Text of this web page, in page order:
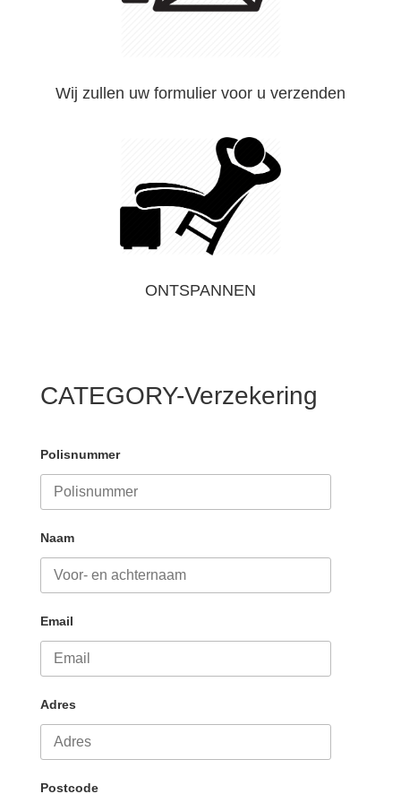
Wij zullen uw formulier voor u verzenden
ONTSPANNEN
CATEGORY-Verzekering
Polisnummer
Naam
Email
Adres
Postcode